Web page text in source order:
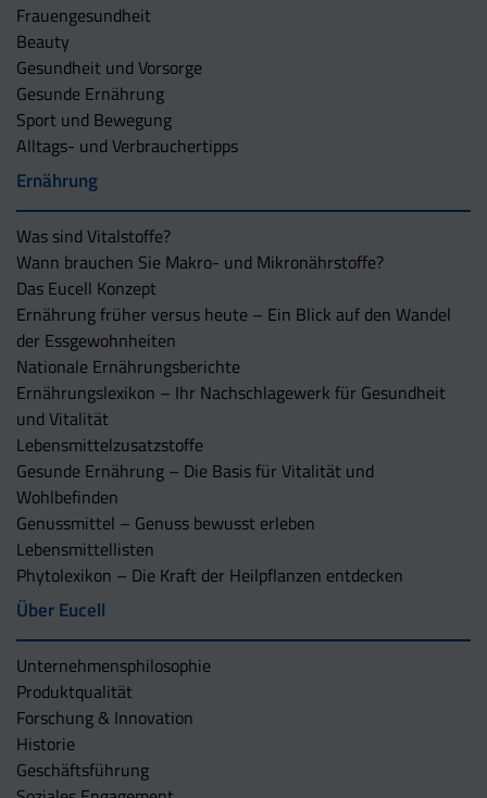
Frauengesundheit
Beauty
Gesundheit und Vorsorge
Gesunde Ernährung
Sport und Bewegung
Alltags- und Verbrauchertipps
Ernährung
Was sind Vitalstoffe?
Wann brauchen Sie Makro- und Mikronährstoffe?
Das Eucell Konzept
Ernährung früher versus heute – Ein Blick auf den Wandel
der Essgewohnheiten
Nationale Ernährungsberichte
Ernährungslexikon – Ihr Nachschlagewerk für Gesundheit
und Vitalität
Lebensmittelzusatzstoffe
Gesunde Ernährung – Die Basis für Vitalität und
Wohlbefinden
Genussmittel – Genuss bewusst erleben
Lebensmittellisten
Phytolexikon – Die Kraft der Heilpflanzen entdecken
Über Eucell
Unternehmens­philosophie
Produktqualität
Forschung & Innovation
Historie
Geschäftsführung